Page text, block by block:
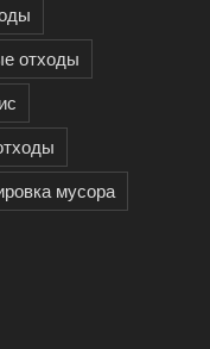
отходы
мусора